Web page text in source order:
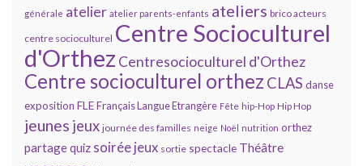
générale atelier atelier parents-enfants ateliers brico acteurs
centre socioculturel Centre Socioculturel
d'Orthez Centresocioculturel d'Orthez
Centre socioculturel orthez CLAS danse
exposition FLE Français Langue Etrangère Fête hip-Hop Hip Hop
jeunes jeux journée des familles neige Noël nutrition orthez
partagequiz soirée jeux sortie spectacle Théâtre